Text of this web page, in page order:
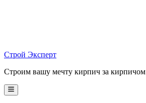
Строй Эксперт
Строим вашу мечту кирпич за кирпичом
Main
Menu